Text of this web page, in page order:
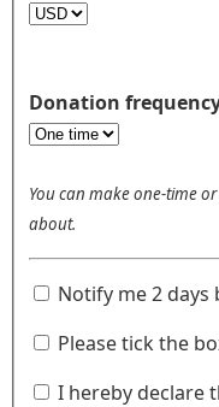
Donation
You can make one-time or regular (monthly/
about.
I hereby declare that I have read and approved the above text, as well as